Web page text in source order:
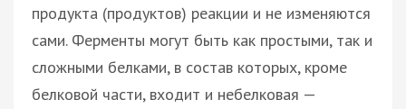
продукта (продуктов) реакции и не изменяются
сами. Ферменты могут быть как простыми, так и
сложными белками, в состав которых, кроме
белковой части, входит и небелковая —